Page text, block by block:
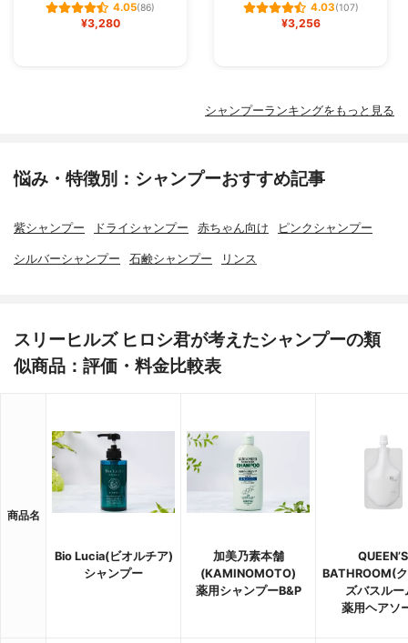
4.05(86)
¥3,280
4.03(107)
¥3,256
シャンプーランキングをもっと見る
悩み・特徴別：シャンプーおすすめ記事
紫シャンプー ドライシャンプー 赤ちゃん向け ピンクシャンプー
シルバーシャンプー 石鹸シャンプー リンス
スリーヒルズ ヒロシ君が考えたシャンプーの類
似商品：評価・料金比較表
商品名
Bio Lucia(ビオルチア)
シャンプー
加美乃素本舗
(KAMINOMOTO)
薬用シャンプーB&P
QUEEN’S
BATHROOM(
ズバスルー
薬用ヘアソ